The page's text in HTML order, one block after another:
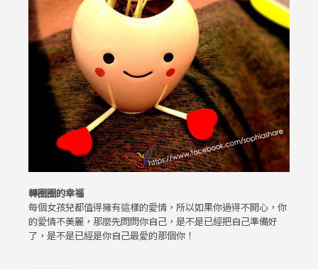
轉圈圈的幸福
每個女孩兒都值得擁有這樣的愛情，所以如果你過得不開心，你
的愛情不美麗，那麼先問問你自己，是不是已經把自己準備好
了，是不是已經是你自己最愛的那個你！